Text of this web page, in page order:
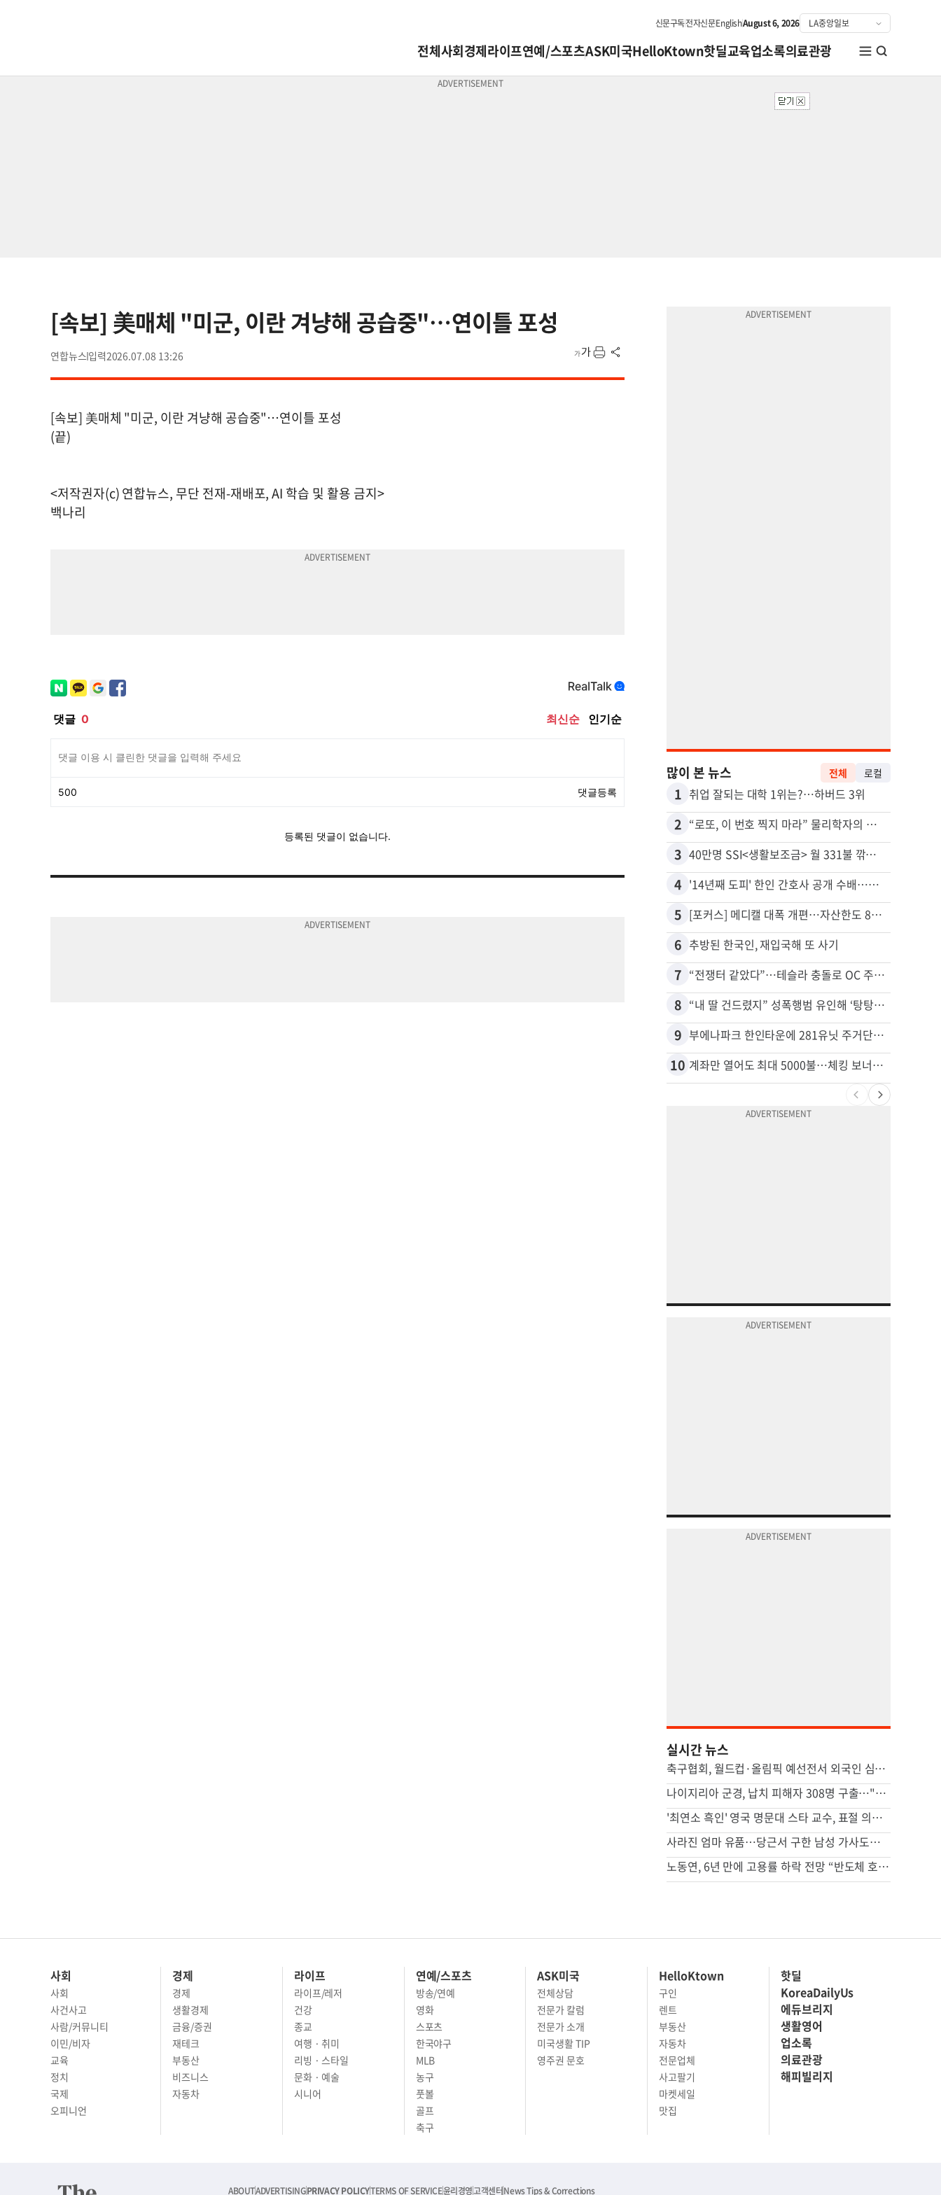
신문구독전자신문EnglishAugust 6, 2026
전체사회경제라이프연예/스포츠ASK미국HelloKtown핫딜교육업소록의료관광
[속보] 美매체 "미군, 이란 겨냥해 공습중"…연이틀 포성
연합뉴스 2026.07.08 13:26
[속보] 美매체 "미군, 이란 겨냥해 공습중"…연이틀 포성
(끝)
<저작권자(c) 연합뉴스, 무단 전재-재배포, AI 학습 및 활용 금지>
백나리
많이 본 뉴스 전체 로컬
1 취업 잘되는 대학 1위는?…하버드 3위
2 “로또, 이 번호 찍지 마라” 물리학자의 당첨금 높이는 비밀
3 40만명 SSI<생활보조금> 월 331불 깎이나
4 '14년째 도피' 한인 간호사 공개 수배…메디케어 사기 유죄
5 [포커스] 메디캘 대폭 개편…자산한도 84% 축소
6 추방된 한국인, 재입국해 또 사기
7 “전쟁터 같았다”…테슬라 충돌로 OC 주택 4채 파손
8 “내 딸 건드렸지” 성폭행범 유인해 ‘탕탕’…아빠의 복수 결말
9 부에나파크 한인타운에 281유닛 주거단지 들어선다
10 계좌만 열어도 최대 5000불…체킹 보너스 무한 경쟁
실시간 뉴스
축구협회, 월드컵·올림픽 예선전서 외국인 심판에 수차례 성접대
나이지리아 군경, 납치 피해자 308명 구출…"역대 하루 최대"
'최연소 흑인' 영국 명문대 스타 교수, 표절 의혹에 사임
사라진 엄마 유품…당근서 구한 남성 가사도우미가 범인이었다
노동연, 6년 만에 고용률 하락 전망 “반도체 호황, 고용 파급 적어”
사회
사회
사건사고
사람/커뮤니티
이민/비자
교육
정치
국제
오피니언
경제
경제
생활경제
금융/증권
재테크
부동산
비즈니스
자동차
라이프
라이프/레저
건강
종교
여행 · 취미
리빙 · 스타일
문화 · 예술
시니어
연예/스포츠
방송/연예
영화
스포츠
한국야구
MLB
농구
풋볼
골프
축구
ASK미국
전체상담
전문가 칼럼
전문가 소개
미국생활 TIP
영주권 문호
HelloKtown
구인
렌트
부동산
자동차
전문업체
사고팔기
마켓세일
맛집
핫딜
KoreaDailyUs
에듀브리지
생활영어
업소록
의료관광
해피빌리지
ABOUTADVERTISINGPRIVACY POLICYTERMS OF SERVICE윤리경영고객센터News Tips & Corrections